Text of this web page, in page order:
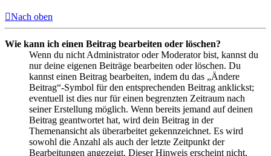
Nach oben
Wie kann ich einen Beitrag bearbeiten oder löschen?
Wenn du nicht Administrator oder Moderator bist, kannst du
nur deine eigenen Beiträge bearbeiten oder löschen. Du
kannst einen Beitrag bearbeiten, indem du das „Ändere
Beitrag“-Symbol für den entsprechenden Beitrag anklickst;
eventuell ist dies nur für einen begrenzten Zeitraum nach
seiner Erstellung möglich. Wenn bereits jemand auf deinen
Beitrag geantwortet hat, wird dein Beitrag in der
Themenansicht als überarbeitet gekennzeichnet. Es wird
sowohl die Anzahl als auch der letzte Zeitpunkt der
Bearbeitungen angezeigt. Dieser Hinweis erscheint nicht,